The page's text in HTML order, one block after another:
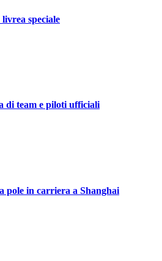
speciale
di team e piloti ufficiali
pole in carriera a Shanghai